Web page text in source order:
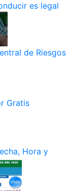
es legal
de Riesgos
Gratis
Hora y